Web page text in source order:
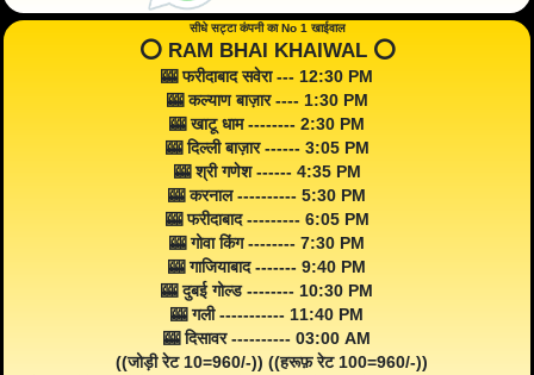
सीधे सट्टा कंपनी का No 1 खाईवाल
⭕️ RAM BHAI KHAIWAL ⭕️
🎰 फरीदाबाद सवेरा --- 12:30 PM
🎰 कल्याण बाज़ार ---- 1:30 PM
🎰 खाटू धाम -------- 2:30 PM
🎰 दिल्ली बाज़ार ------ 3:05 PM
🎰 श्री गणेश ------ 4:35 PM
🎰 करनाल ---------- 5:30 PM
🎰 फरीदाबाद --------- 6:05 PM
🎰 गोवा किंग -------- 7:30 PM
🎰 गाजियाबाद ------- 9:40 PM
🎰 दुबई गोल्ड -------- 10:30 PM
🎰 गली ----------- 11:40 PM
🎰 दिसावर ---------- 03:00 AM
((जोड़ी रेट 10=960/-)) ((हरूफ़ रेट 100=960/-))